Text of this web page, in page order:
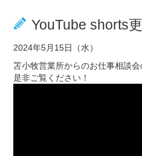
YouTube shorts
2024年5月15日（水）
苫小牧営業所からのお仕事相談
是非ご覧ください！